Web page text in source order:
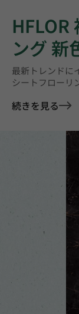
HFLOR
ング 新
最新トレンドに
シートフローリ
続きを見る